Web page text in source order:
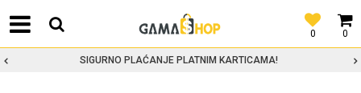
0
0
SIGURNO PLAĆANJE PLATNIM KARTICAMA!